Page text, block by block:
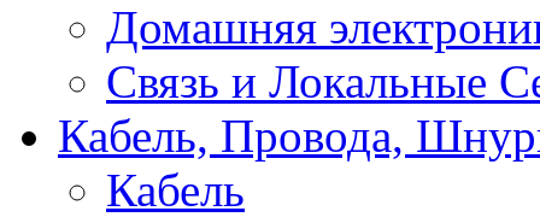
Домашняя
Связь и Локальные
Кабель, Провода,
Кабель